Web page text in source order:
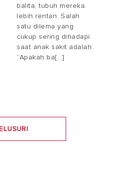
balita, tubuh mereka
lebih rentan. Salah
satu dilema yang
cukup sering dihadapi
saat anak sakit adalah
“Apakah ba[...]